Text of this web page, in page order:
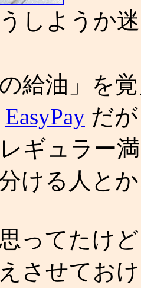
しようか
の給油」を
EasyPay だが
ギュラー
ける人と
ってたけ
させてお